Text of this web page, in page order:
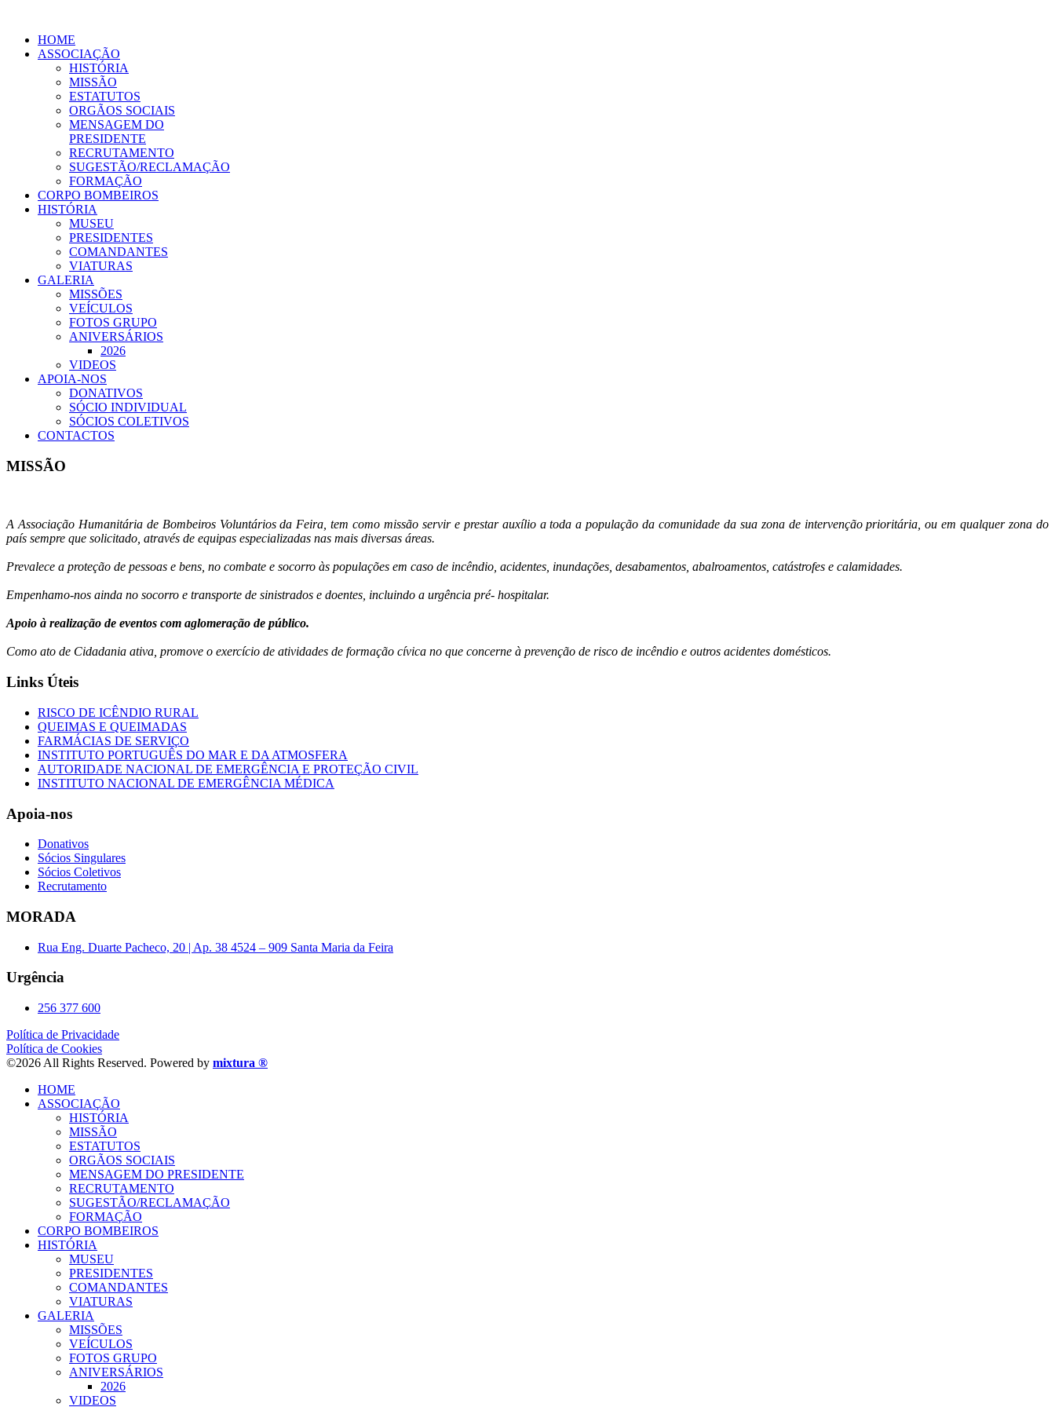
HOME
ASSOCIAÇÃO
HISTÓRIA
MISSÃO
ESTATUTOS
ORGÃOS SOCIAIS
MENSAGEM DO
PRESIDENTE
RECRUTAMENTO
SUGESTÃO/RECLAMAÇÃO
FORMAÇÃO
CORPO BOMBEIROS
HISTÓRIA
MUSEU
PRESIDENTES
COMANDANTES
VIATURAS
GALERIA
MISSÕES
VEÍCULOS
FOTOS GRUPO
ANIVERSÁRIOS
2026
VIDEOS
APOIA-NOS
DONATIVOS
SÓCIO INDIVIDUAL
SÓCIOS COLETIVOS
CONTACTOS
MISSÃO
A Associação Humanitária de Bombeiros Voluntários da Feira, tem como missão servir e prestar auxílio a toda a população da comunidade da sua zona de intervenção prioritária, ou em qualquer zona do
país sempre que solicitado, através de equipas especializadas nas mais diversas áreas.
Prevalece a proteção de pessoas e bens, no combate e socorro às populações em caso de incêndio, acidentes, inundações, desabamentos, abalroamentos, catástrofes e calamidades.
Empenhamo-nos ainda no socorro e transporte de sinistrados e doentes, incluindo a urgência pré- hospitalar.
Apoio à realização de eventos com aglomeração de público.
Como ato de Cidadania ativa, promove o exercício de atividades de formação cívica no que concerne à prevenção de risco de incêndio e outros acidentes domésticos.
Links Úteis
RISCO DE ICÊNDIO RURAL
QUEIMAS E QUEIMADAS
FARMÁCIAS DE SERVIÇO
INSTITUTO PORTUGUÊS DO MAR E DA ATMOSFERA
AUTORIDADE NACIONAL DE EMERGÊNCIA E PROTEÇÃO CIVIL
INSTITUTO NACIONAL DE EMERGÊNCIA MÉDICA
Apoia-nos
Donativos
Sócios Singulares
Sócios Coletivos
Recrutamento
MORADA
Rua Eng. Duarte Pacheco, 20 | Ap. 38 4524 – 909 Santa Maria da Feira
Urgência
256 377 600
Política de Privacidade
Política de Cookies
©2026 All Rights Reserved. Powered by mixtura ®
HOME
ASSOCIAÇÃO
HISTÓRIA
MISSÃO
ESTATUTOS
ORGÃOS SOCIAIS
MENSAGEM DO PRESIDENTE
RECRUTAMENTO
SUGESTÃO/RECLAMAÇÃO
FORMAÇÃO
CORPO BOMBEIROS
HISTÓRIA
MUSEU
PRESIDENTES
COMANDANTES
VIATURAS
GALERIA
MISSÕES
VEÍCULOS
FOTOS GRUPO
ANIVERSÁRIOS
2026
VIDEOS